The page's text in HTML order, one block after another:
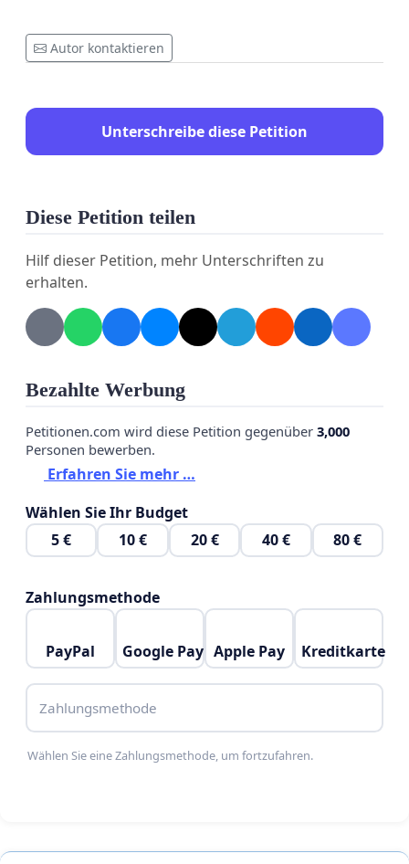
Umplanung dar.
Selbstverständlich erkennen wir den
pädagogischen Wert sportlicher Aktivitäten an und
eine transparente Kommunikation und einen
darauf vorzubereiten.
Daher fordern wir:
Die Rücknahme der kurzfristigen
Planänderung und die Wiederherstellung der
ursprünglich vorgesehenen Freizeit am
Künftig eine frühzeitige und verlässliche
Kommunikation bei der Planung von
Schulveranstaltungen, insbesondere wenn sie
Wir hoffen auf Verständnis für unsere Position und
bitten um eine faire und zügige Klärung.
Autor kontaktieren
Unterschreibe diese Petition
Diese Petition teilen
Hilf dieser Petition, mehr Unterschriften zu
erhalten.
Bezahlte Werbung
Petitionen.com wird diese Petition gegenüber 3,000
Personen bewerben.
Erfahren Sie mehr …
Wählen Sie Ihr Budget
5 €
10 € 20 € 40 € 80 €
Zahlungsmethode
PayPal Google Pay Apple Pay Kreditkarte
Zahlungsmethode
Wählen Sie eine Zahlungsmethode, um fortzufahren.